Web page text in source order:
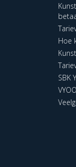
Hoe
SBK